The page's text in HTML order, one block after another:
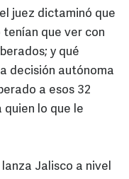
juez dictaminó que
que ver con
y qué
decisión autónoma
a esos 32
quien lo que le
Jalisco a nivel